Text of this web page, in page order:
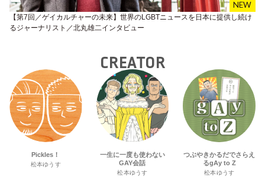
【第7回／ゲイカルチャーの未来】世界のLGBTニュースを日本に提供し続け
るジャーナリスト／北丸雄二インタビュー
CREATOR
Pickles！
松本ゆうす
一生に一度も使わない
GAY会話
松本ゆうす
つぶやきかるだでさらえ
るgAy to Z
松本ゆうす